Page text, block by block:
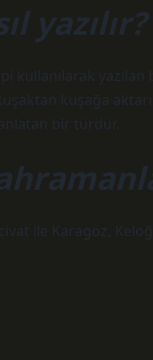
yazılır?
kullanılarak
kuşağa
bir türdür.
ile Karagöz,